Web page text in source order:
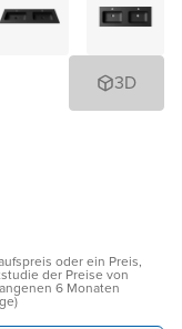
3D
oder ein Preis,
der Preise von
6 Monaten